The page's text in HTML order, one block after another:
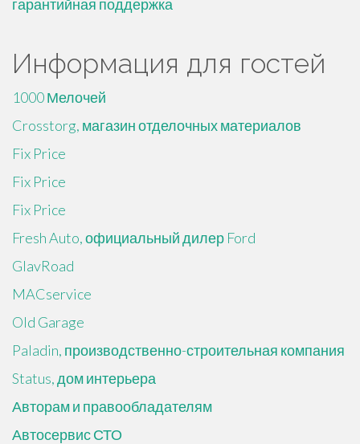
гарантийная поддержка
Информация для гостей
1000 Мелочей
Crosstorg, магазин отделочных материалов
Fix Price
Fix Price
Fix Price
Fresh Auto, официальный дилер Ford
GlavRoad
MACservice
Old Garage
Paladin, производственно-строительная компания
Status, дом интерьера
Авторам и правообладателям
Автосервис СТО